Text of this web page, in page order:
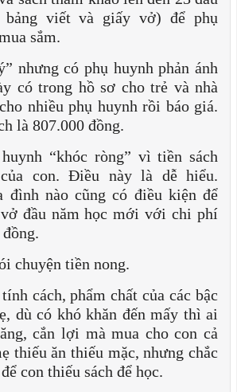
bảng viết và giấy vở) để phụ
sắm.
nhưng có phụ huynh phản ánh
có trong hồ sơ cho trẻ và nhà
nhiều phụ huynh rồi báo giá.
là 807.000 đồng.
“khóc ròng” vì tiền sách
con. Điều này là dễ hiểu.
đình nào cũng có điều kiện để
vở đầu năm học mới với chi phí
chuyện tiền nong.
cách, phẩm chất của các bậc
dù có khó khăn đến mấy thì ai
cắn lợi mà mua cho con cả
thiếu ăn thiếu mặc, nhưng chắc
con thiếu sách để học.